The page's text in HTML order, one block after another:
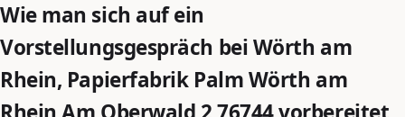
Wie man sich auf ein
Vorstellungsgespräch bei Wörth am
Rhein, Papierfabrik Palm Wörth am